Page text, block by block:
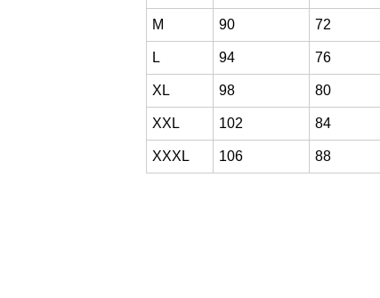
M 90 72
L 94 76
XL 98 80
XXL 102 84
XXXL 106 88